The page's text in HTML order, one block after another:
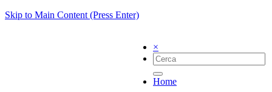
Skip to Main Content (Press Enter)
×
Home